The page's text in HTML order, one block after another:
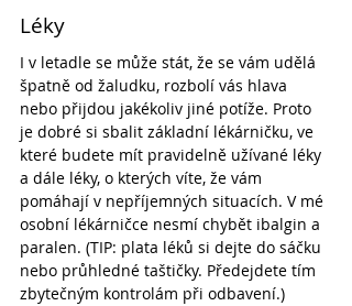
Léky
I v letadle se může stát, že se vám udělá
špatně od žaludku, rozbolí vás hlava
nebo přijdou jakékoliv jiné potíže. Proto
je dobré si sbalit základní lékárničku, ve
které budete mít pravidelně užívané léky
a dále léky, o kterých víte, že vám
pomáhají v nepříjemných situacích. V mé
osobní lékárničce nesmí chybět ibalgin a
paralen. (TIP: plata léků si dejte do sáčku
nebo průhledné taštičky. Předejdete tím
zbytečným kontrolám při odbavení.)